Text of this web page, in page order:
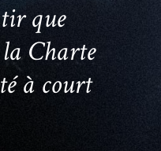
que
la Charte
à court